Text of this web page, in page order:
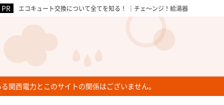
エコキュート交換について全てを知る！ ｜チェ～ンジ！給湯器
西電力とこのサイトの関係はございません。